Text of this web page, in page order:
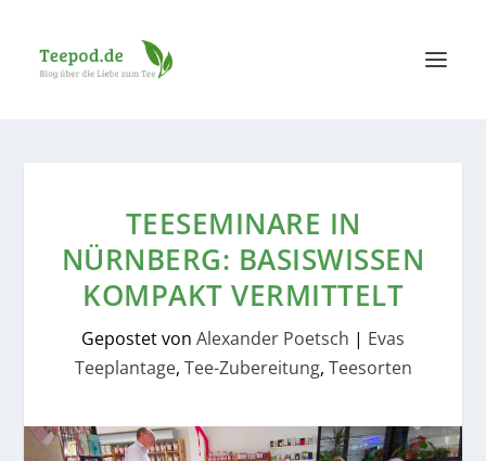
TEESEMINARE IN
NÜRNBERG: BASISWISSEN
KOMPAKT VERMITTELT
Gepostet von Alexander Poetsch | Evas
Teeplantage, Tee-Zubereitung, Teesorten